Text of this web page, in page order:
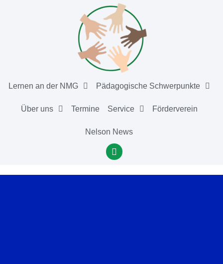
Lernen an der NMG Pädagogische Schwerpunkte
Über uns Termine Service Förderverein
Nelson News